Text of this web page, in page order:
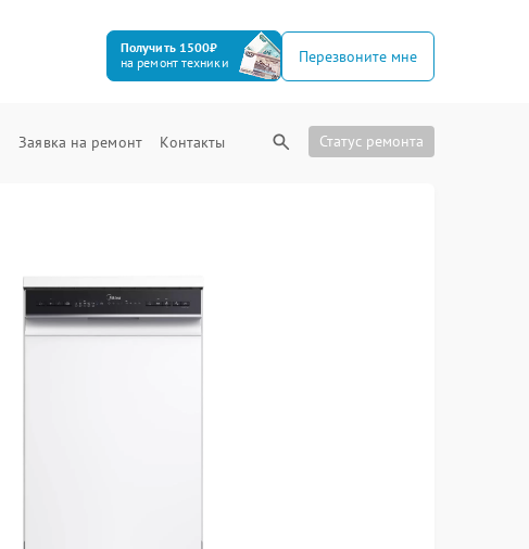
Получить 1500₽
на ремонт техники
Перезвоните мне
Заявка на ремонт Контакты Статус ремонта